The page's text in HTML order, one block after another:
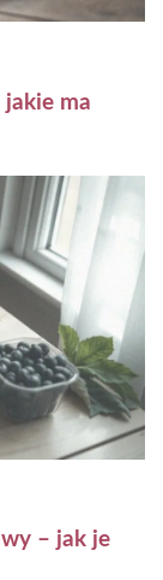
jakie ma
– jak je